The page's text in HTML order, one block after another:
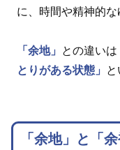
に、時間や精神的な
「余地」 との違いは
とりがある状態」
「余地」と「